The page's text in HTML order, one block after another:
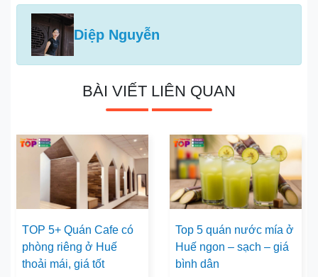
Diệp Nguyễn
BÀI VIẾT LIÊN QUAN
TOP 5+ Quán Cafe có
phòng riêng ở Huế
thoải mái, giá tốt
Top 5 quán nước mía ở
Huế ngon – sạch – giá
bình dân